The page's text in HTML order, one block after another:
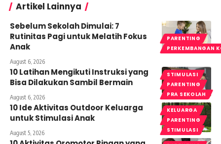
Artikel Lainnya
PARENTING
PERKEMBANGAN
Sebelum Sekolah Dimulai: 7
Rutinitas Pagi untuk Melatih Fokus
Anak
August 6, 2026
STIMULASI
PARENTING
PRA SEKOLAH
10 Latihan Mengikuti Instruksi yang
Bisa Dilakukan Sambil Bermain
August 6, 2026
KELUARGA
PARENTING
STIMULASI
10 Ide Aktivitas Outdoor Keluarga
untuk Stimulasi Anak
August 5, 2026